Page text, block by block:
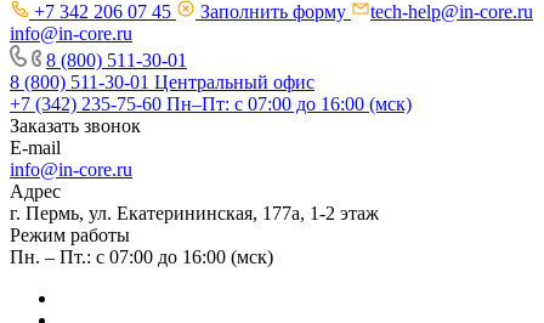
+7 342 206 07 45 Заполнить форму
tech-help@in-core.ru
info@in-core.ru
8 (800) 511-30-01
8 (800) 511-30-01 Центральный офис
+7 (342) 235-75-60 Пн–Пт: с 07:00 до 16:00 (мск)
Заказать звонок
E-mail
info@in-core.ru
Адрес
г. Пермь, ул. ​Екатерининская, 177а, ​1-2 этаж
Режим работы
Пн. – Пт.: с 07:00 до 16:00 (мск)